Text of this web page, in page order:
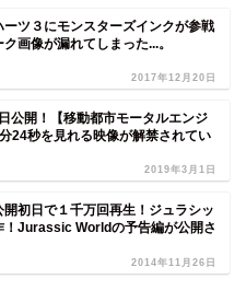
ーツ３にモンスターズインクが参戦
画像が漏れてしまった...。
2017年12月20日
公開！【移動都市モータルエンジ
24秒を見れる映像が解禁されてい
2019年3月1日
開初日で１千万回再生！ジュラシッ
！Jurassic Worldの予告編が公開さ
2014年11月26日